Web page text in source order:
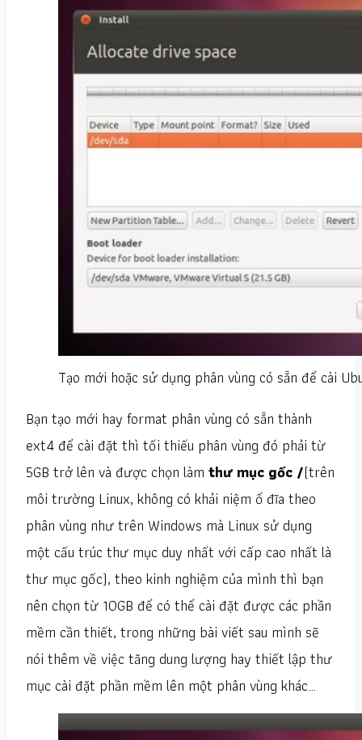
Tạo mới hoặc sử dụng phân vùng có sẵn để cài
Bạn tạo mới hay format phân vùng có sẵn thành
ext4 để cài đặt thì tối thiếu phân vùng đó phải từ
5GB trở lên và được chọn làm thư mục gốc /(trên
môi trường Linux, không có khải niệm ổ đĩa theo
phân vùng như trên Windows mà Linux sử dụng
một cấu trúc thư mục duy nhất với cấp cao nhất là
thư mục gốc), theo kinh nghiệm của mình thì bạn
nên chọn từ 10GB để có thể cài đặt được các phần
mềm cần thiết, trong những bài viết sau mình sẽ
nói thêm về việc tăng dung lượng hay thiết lập thư
mục cài đặt phần mềm lên một phân vùng khác…